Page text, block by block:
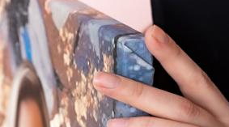
Ваш город:
Ваш регион доставки
Выберите из списка: